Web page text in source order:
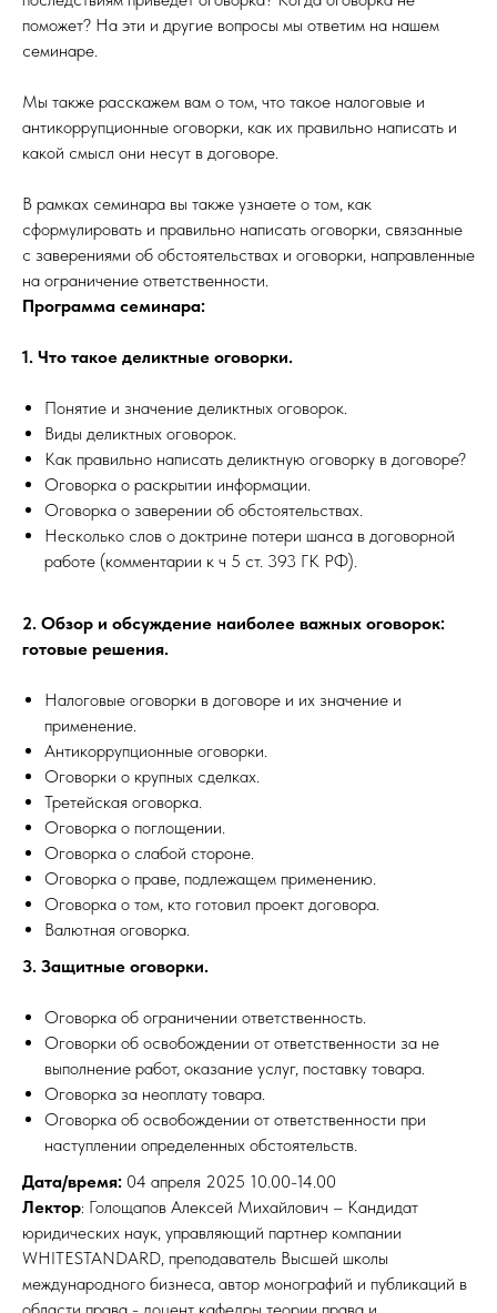
поможет? На эти и другие вопросы мы ответим на нашем
семинаре.
Мы также расскажем вам о том, что такое налоговые и
антикоррупционные оговорки, как их правильно написать и
какой смысл они несут в договоре.
В рамках семинара вы также узнаете о том, как
сформулировать и правильно написать оговорки, связанные
с заверениями об обстоятельствах и оговорки, направленные
на ограничение ответственности.
Программа семинара:
1. Что такое деликтные оговорки.
Понятие и значение деликтных оговорок.
Виды деликтных оговорок.
Как правильно написать деликтную оговорку в договоре?
Оговорка о раскрытии информации.
Оговорка о заверении об обстоятельствах.
Несколько слов о доктрине потери шанса в договорной
работе (комментарии к ч 5 ст. 393 ГК РФ).
2. Обзор и обсуждение наиболее важных оговорок:
готовые решения.
Налоговые оговорки в договоре и их значение и
применение.
Антикоррупционные оговорки.
Оговорки о крупных сделках.
Третейская оговорка.
Оговорка о поглощении.
Оговорка о слабой стороне.
Оговорка о праве, подлежащем применению.
Оговорка о том, кто готовил проект договора.
Валютная оговорка.
3. Защитные оговорки.
Оговорка об ограничении ответственность.
Оговорки об освобождении от ответственности за не
выполнение работ, оказание услуг, поставку товара.
Оговорка за неоплату товара.
Оговорка об освобождении от ответственности при
наступлении определенных обстоятельств.
Дата/время: 04 апреля 2025 10.00-14.00
Лектор: Голощапов Алексей Михайлович – Кандидат
юридических наук, управляющий партнер компании
WHITESTANDARD, преподаватель Высшей школы
международного бизнеса, автор монографий и публикаций в